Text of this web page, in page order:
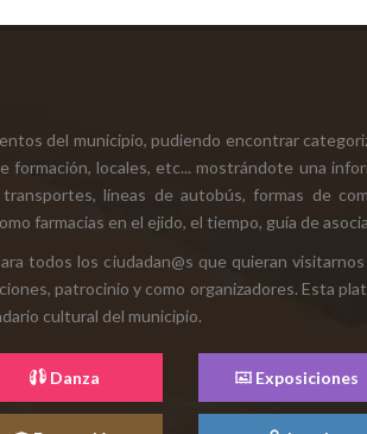
del municipio, pudiendo encontrar
locales, etc... mostrándote una
líneas de autobús, formas de
farmacias en el ejido, el tiempo, guía de
todos los ciudadan@s que quieran
patrocinio y como organizadores. Esta
cultural del municipio.
Danza Exposiciones